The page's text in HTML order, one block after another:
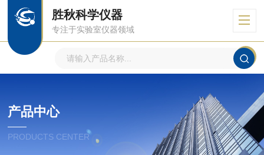
胜秋科学仪器
专注于实验室仪器领域
产品中心
PRODUCTS CENTER